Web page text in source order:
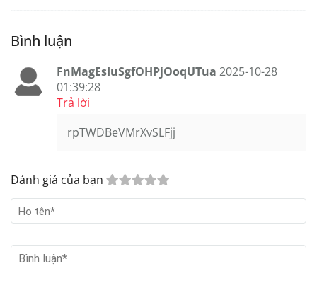
Bình luận
FnMagEsIuSgfOHPjOoqUTua 2025-10-28
01:39:28
Trả lời
rpTWDBeVMrXvSLFjj
Đánh giá của bạn